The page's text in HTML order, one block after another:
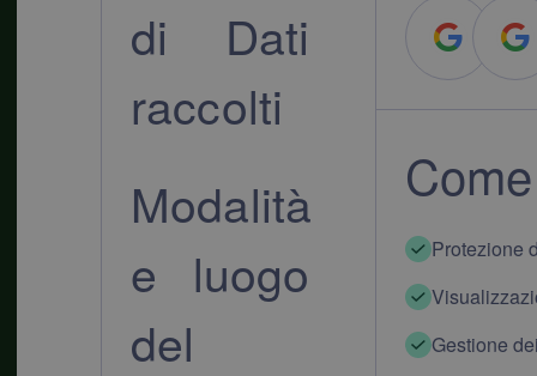
di Dati
raccolti
Modalità
e luogo
del
Protezione
Gestione